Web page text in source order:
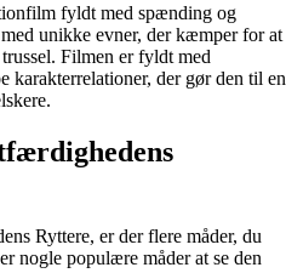
fyldt med spænding og
unikke evner, der kæmper for at
Filmen er fyldt med
karakterrelationer, der gør den til en
Ryttere, er der flere måder, du
nogle populære måder at se den